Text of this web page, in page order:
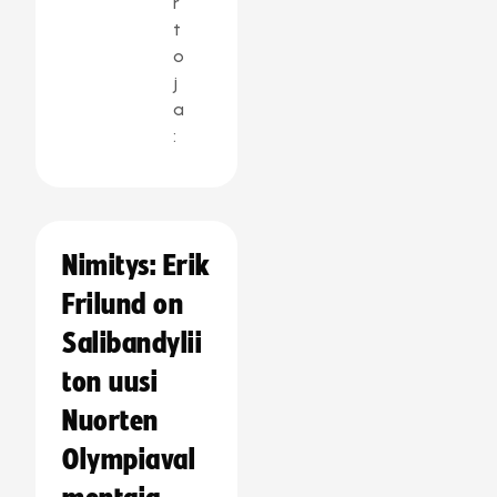
t
o
j
a
:
Nimitys: Erik
Frilund on
Salibandylii
ton uusi
Nuorten
Olympiaval